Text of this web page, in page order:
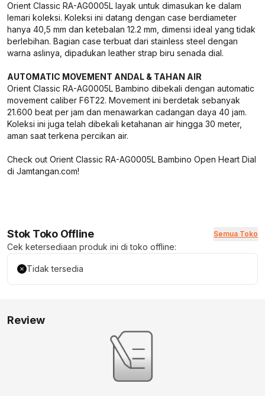
Orient Classic RA-AG0005L layak untuk dimasukan ke dalam
lemari koleksi. Koleksi ini datang dengan case berdiameter
hanya 40,5 mm dan ketebalan 12.2 mm, dimensi ideal yang tidak
berlebihan. Bagian case terbuat dari stainless steel dengan
warna aslinya, dipadukan leather strap biru senada dial.
AUTOMATIC MOVEMENT ANDAL & TAHAN AIR
Orient Classic RA-AG0005L Bambino dibekali dengan automatic
movement caliber F6T22. Movement ini berdetak sebanyak
21.600 beat per jam dan menawarkan cadangan daya 40 jam.
Koleksi ini juga telah dibekali ketahanan air hingga 30 meter,
aman saat terkena percikan air.
Check out Orient Classic RA-AG0005L Bambino Open Heart Dial
di Jamtangan.com!
Stok Toko Offline Semua Toko
Cek ketersediaan produk ini di toko offline:
Tidak tersedia
Review